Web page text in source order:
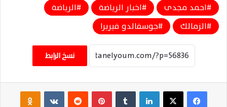
احمد مجدى اخبار الرياضة
الرياضة
الزمالك
جوسفالدو فيريرا
نسخ الرابط
فيسبوك ‫X لينكدإن بينتيريست ‏VKontakte